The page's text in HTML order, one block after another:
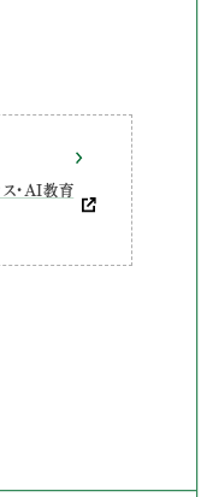
・AI教育